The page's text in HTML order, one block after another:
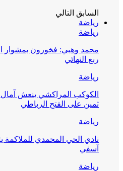
السابق التالي
رياضة
رياضة
محمد وهبي: فخورون بمشوار
ربع النهائي
رياضة
الكوكب المراكشي ينعش آمال
ثمين على الفتح الرباطي
رياضة
نادي الحي المحمدي
آسفي
رياضة